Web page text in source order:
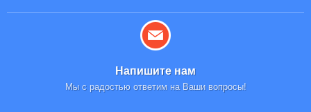
Напишите нам
Мы с радостью ответим на Ваши вопросы!